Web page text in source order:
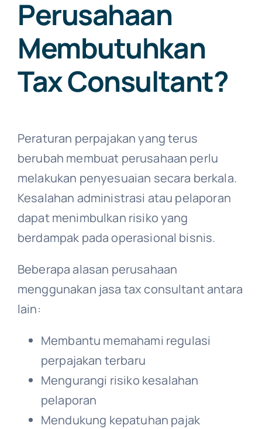
Perusahaan
Membutuhkan
Tax Consultant?
Peraturan perpajakan yang terus
berubah membuat perusahaan perlu
melakukan penyesuaian secara berkala.
Kesalahan administrasi atau pelaporan
dapat menimbulkan risiko yang
berdampak pada operasional bisnis.
Beberapa alasan perusahaan
menggunakan jasa tax consultant antara
lain:
Membantu memahami regulasi
perpajakan terbaru
Mengurangi risiko kesalahan
pelaporan
Mendukung kepatuhan pajak